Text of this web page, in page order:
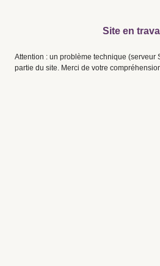
Site en
Attention : un problème technique (serveur
partie du site. Merci de votre